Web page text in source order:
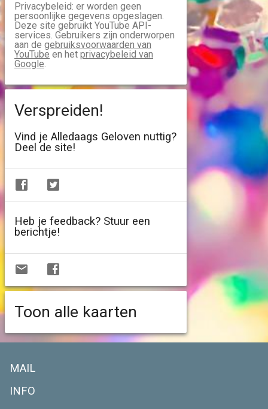
Privacybeleid: er worden geen
persoonlijke gegevens opgeslagen.
Deze site gebruikt YouTube API-
services. Gebruikers zijn onderworpen
aan de gebruiksvoorwaarden van
YouTube en het privacybeleid van
Google.
Verspreiden!
Vind je Alledaags Geloven nuttig?
Deel de site!
Heb je feedback? Stuur een
berichtje!
Toon alle kaarten
MAIL
INFO